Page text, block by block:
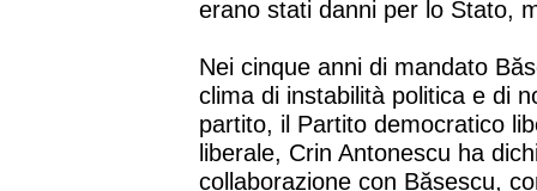
erano stati danni per lo Stato,
Nei cinque anni di mandato
clima di instabilità politica e di
partito, il Partito democratico
liberale, Crin Antonescu ha
collaborazione con Băsescu,